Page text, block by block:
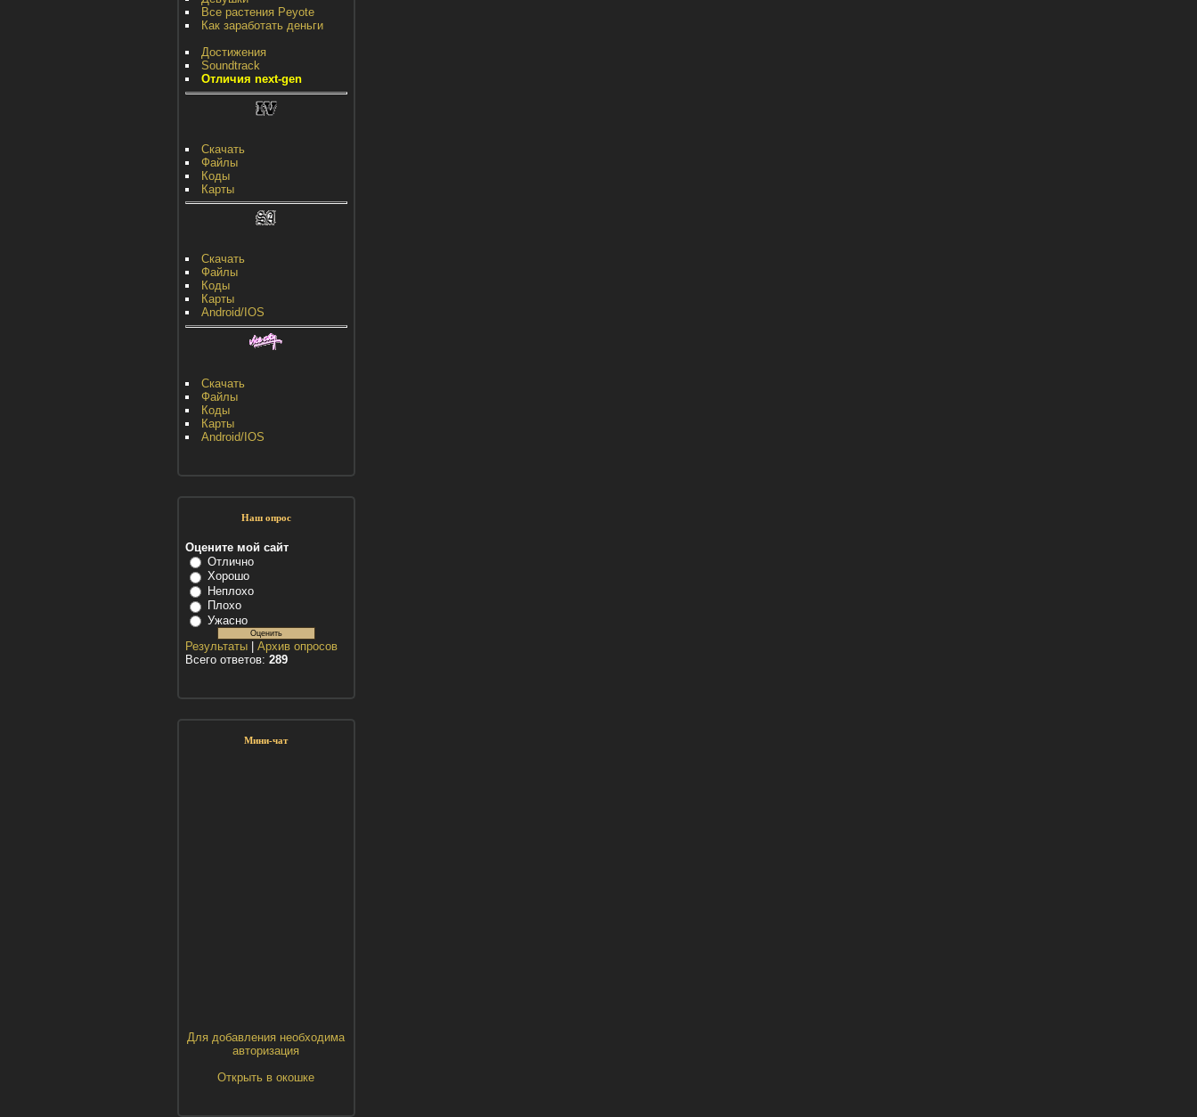
Все растения Peyote
Как заработать деньги
Достижения
Soundtrack
Отличия next-gen
Скачать
Файлы
Коды
Карты
Скачать
Файлы
Коды
Карты
Android/IOS
Скачать
Файлы
Коды
Карты
Android/IOS
Наш опрос
Оцените мой сайт
Отлично
Хорошо
Неплохо
Плохо
Ужасно
Результаты| Архив опросов
Всего ответов: 289
Мини-чат
Для добавления необходима
авторизация
Открыть в окошке